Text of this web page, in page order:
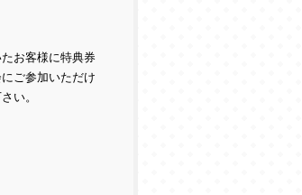
お客様に特典券
ご参加いただけ
い。